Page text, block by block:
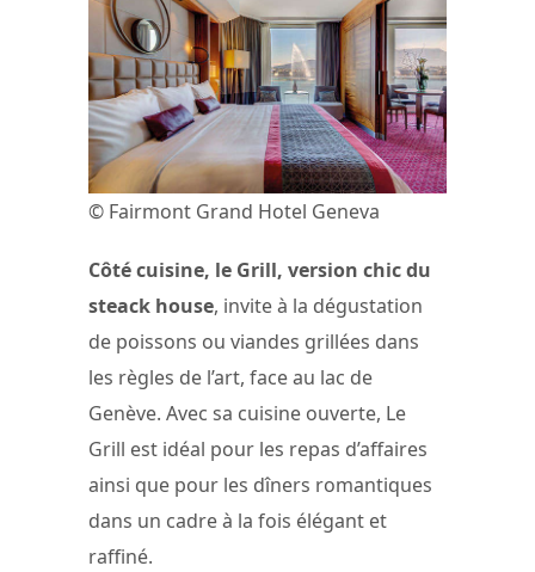
© Fairmont Grand Hotel Geneva
Côté cuisine, le Grill, version chic du
steack house, invite à la dégustation
de poissons ou viandes grillées dans
les règles de l’art, face au lac de
Genève. Avec sa cuisine ouverte, Le
Grill est idéal pour les repas d’affaires
ainsi que pour les dîners romantiques
dans un cadre à la fois élégant et
raffiné.